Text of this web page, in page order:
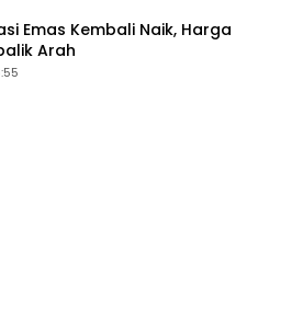
Emas Kembali Naik, Harga
Arah